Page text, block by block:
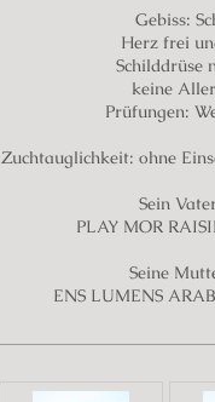
Gebiss:
Herz frei
Schilddrüse
keine
Prüfungen:
Zuchtauglichkeit: ohne
Sein
PLAY MOR
Seine
ENS LUMENS